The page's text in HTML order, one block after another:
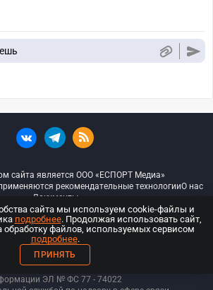
сайта является ООО «ЕСПОРТ Медиа»
рекомендательные технологииО нас
Документы
— Все права защищены
18+
о регистрации средств массовой
ЭЛ № ФС 77 - 74022
сайта мы используем cookie-файлы и
подробнее. Продолжая использовать сайт,
обработку файлов, используемых сервисом
подробнее.
ПРИНЯТЬ